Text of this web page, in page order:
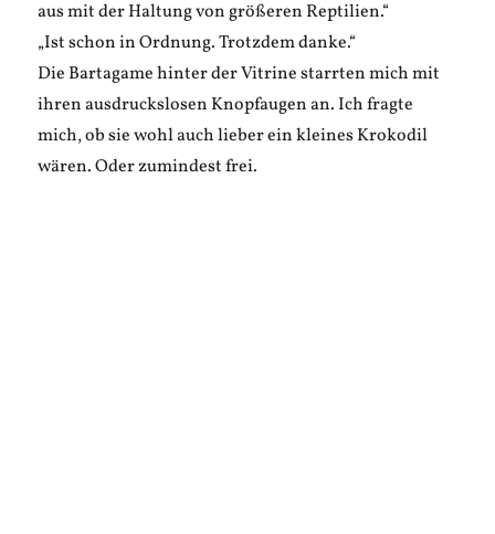
aus mit der Haltung von größeren Reptilien.“
„Ist schon in Ordnung. Trotzdem danke.“
Die Bartagame hinter der Vitrine starrten mich mit
ihren ausdruckslosen Knopfaugen an. Ich fragte
mich, ob sie wohl auch lieber ein kleines Krokodil
wären. Oder zumindest frei.